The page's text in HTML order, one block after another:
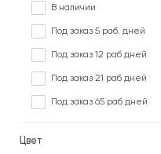
В наличии
Под заказ 5 раб. дней
Под заказ 12 раб дней
Под заказ 21 раб дней
Под заказ 65 раб дней
Цвет